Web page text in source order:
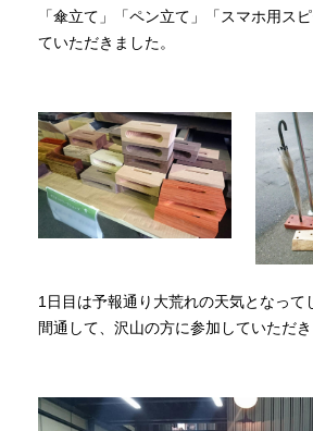
「傘立て」「ペン立て」「スマホ用ス
ていただきました。
1日目は予報通り大荒れの天気となって
間通して、沢山の方に参加していただき